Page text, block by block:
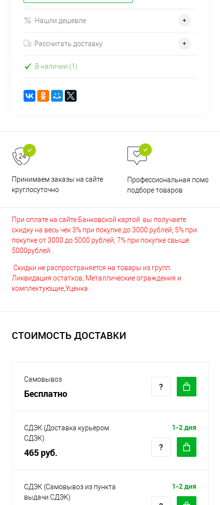
Нашли дешевле
Рассчитать доставку
В наличии (1)
Принимаем заказы на сайте
круглосуточно
Профессиональная помощь
подборе товаров
При оплате на сайте Банковской картой вы получаете
скидку на весь чек 3% при покупке до 3000 рублей, 5% при
покупке от 3000 до 5000 рублей, 7% при покупке свыше
5000рублей.
Скидки не распространяется на товары из групп:
Ликвидация остатков, Металлические ограждения и
комплектующие,Уценка.
СТОИМОСТЬ ДОСТАВКИ
Самовывоз
Бесплатно
СДЭК (Доставка курьером
СДЭК)
465 руб.
1-2 дня
СДЭК (Самовывоз из пункта
выдачи СДЭК)
1-2 дня